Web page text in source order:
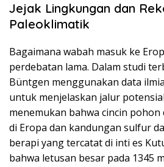
Jejak Lingkungan dan
Paleoklimatik
Bagaimana wabah masuk ke
perdebatan lama. Dalam studi
Büntgen menggunakan data
untuk menjelaskan jalur
menemukan bahwa cincin pohon
di Eropa dan kandungan sulfur
berapi yang tercatat di inti es
bahwa letusan besar pada 1345